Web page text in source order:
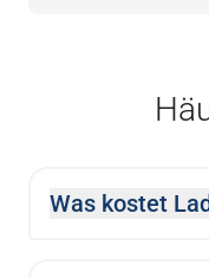
Was kostet